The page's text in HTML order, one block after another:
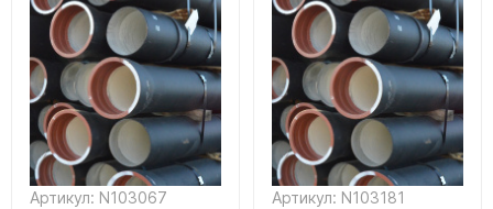
Артикул: N103067 Артикул: N103181